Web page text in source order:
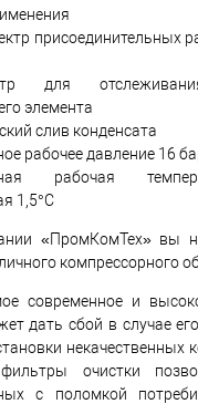
присоединительных
для
элемента
слив конденсата
рабочее давление 16
рабочая
1,5°С
«ПромКомТех» вы
компрессорного
современное и
дать сбой в случае
некачественных
очистки
с поломкой